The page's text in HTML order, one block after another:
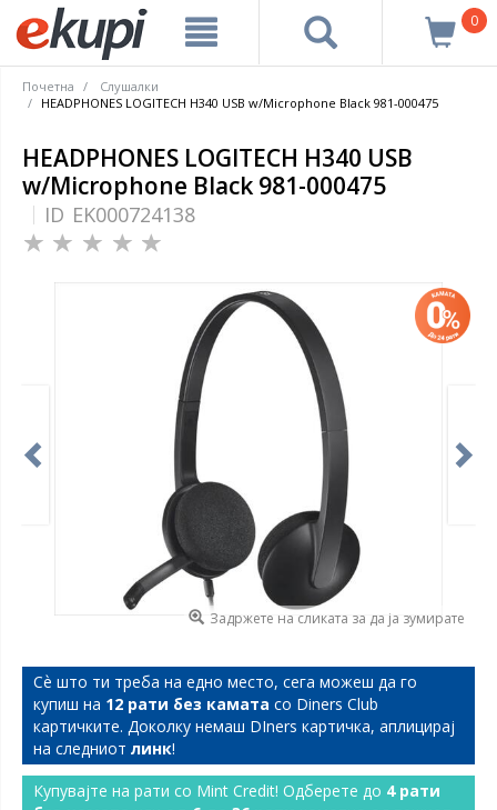
0
Почетна
Слушалки
HEADPHONES LOGITECH H340 USB w/Microphone Black 981-000475
HEADPHONES LOGITECH H340 USB
w/Microphone Black 981-000475
ID EK000724138
Задржете на сликата за да ја зумирате
Сѐ што ти треба на едно место, сега можеш да го
купиш на 12 рати без камата со Diners Club
картичките. Доколку немаш DIners картичка, аплицирај
на следниот линк!
Купувајте на рати со Mint Credit! Одберете до 4 рати